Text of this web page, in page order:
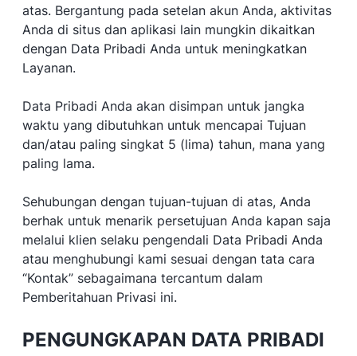
atas. Bergantung pada setelan akun Anda, aktivitas
Anda di situs dan aplikasi lain mungkin dikaitkan
dengan Data Pribadi Anda untuk meningkatkan
Layanan.
Data Pribadi Anda akan disimpan untuk jangka
waktu yang dibutuhkan untuk mencapai Tujuan
dan/atau paling singkat 5 (lima) tahun, mana yang
paling lama.
Sehubungan dengan tujuan-tujuan di atas, Anda
berhak untuk menarik persetujuan Anda kapan saja
melalui klien selaku pengendali Data Pribadi Anda
atau menghubungi kami sesuai dengan tata cara
“Kontak” sebagaimana tercantum dalam
Pemberitahuan Privasi ini.
PENGUNGKAPAN DATA PRIBADI